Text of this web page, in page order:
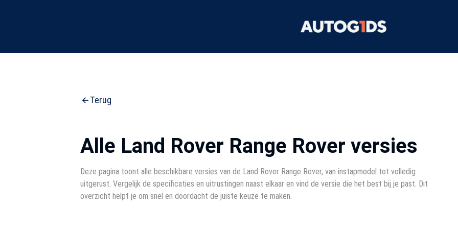
Terug
Alle Land Rover Range Rover versies
Deze pagina toont alle beschikbare versies van de Land Rover Range Rover, van instapmodel tot volledig
uitgerust. Vergelijk de specificaties en uitrustingen naast elkaar en vind de versie die het best bij je past. Dit
overzicht helpt je om snel en doordacht de juiste keuze te maken.